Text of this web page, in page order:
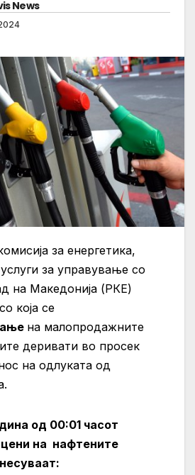
News
за енергетика,
за управување со
на Македонија (РКЕ)
која се
на малопродажните
деривати во просек
на одлуката од
од 00:01 часот
на нафтените